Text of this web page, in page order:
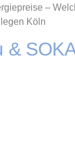
–
Köln
&